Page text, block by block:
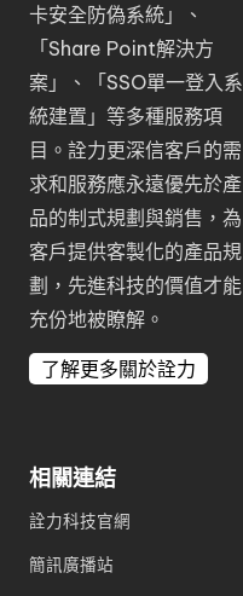
卡安全防偽系統 」、
「Share Point解決方
案 」、「SSO單一登入系
統建置 」等多種服務項
目。詮力更深信客戶的需
求和服務應永遠優先於產
品的制式規劃與銷售，為
客戶提供客製化的產品規
劃，先進科技的價值才能
充份地被瞭解。
了解更多關於詮力
相關連結
詮力科技官網
簡訊廣播站